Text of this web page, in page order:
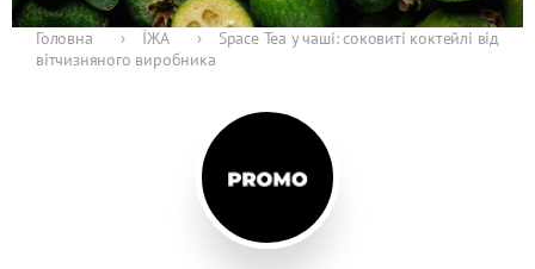
Головна › ЇЖА ›
Space Tea у чаші: соковиті коктейлі від
вітчизняного виробника